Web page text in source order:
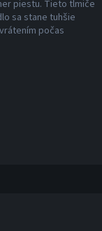
piestu. Tieto tlmiče
sa stane tuhšie
počas